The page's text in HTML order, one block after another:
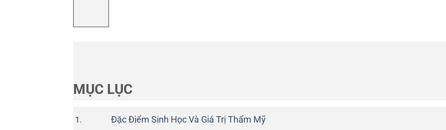
MỤC LỤC
Đặc Điểm Sinh Học Và Giá Trị Thẩm Mỹ